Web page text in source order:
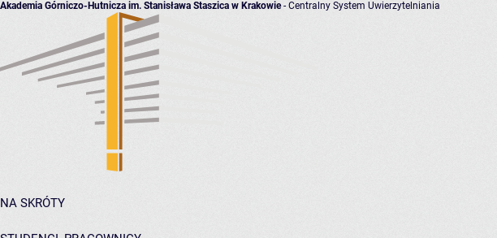
Akademia Górniczo-Hutnicza im. Stanisława Staszica w Krakowie- Centralny System Uwierzytelniania
NA SKRÓTY